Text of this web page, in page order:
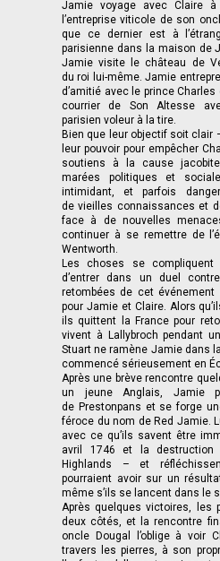
Jamie voyage avec Claire
l’entreprise viticole de son
que ce dernier est à
parisienne dans la maison de
Jamie visite le château de
du roi lui-même. Jamie
d’amitié avec le prince
courrier de Son Altesse
parisien voleur à la tire.
Bien que leur objectif soit clair
leur pouvoir pour empêcher
soutiens à la cause
marées politiques et
intimidant, et parfois
de vieilles connaissances et
face à de nouvelles
continuer à se remettre de
Wentworth.
Les choses se
d’entrer dans un duel
retombées de cet événement
pour Jamie et Claire. Alors
ils quittent la France pour
vivent à Lallybroch pendant
Stuart ne ramène Jamie dans
commencé sérieusement en
Après une brève rencontre
un jeune Anglais, Jamie
de Prestonpans et se forge
féroce du nom de Red Jamie.
avec ce qu’ils savent être
avril 1746 et la destruction
Highlands – et
pourraient avoir sur un
même s’ils se lancent dans le
Après quelques victoires, les
deux côtés, et la rencontre
oncle Dougal l’oblige à voir
travers les pierres, à son